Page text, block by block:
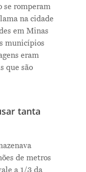
se romperam
na cidade
em Minas
municípios
eram
que são
tanta
de metros
a 1/3 da